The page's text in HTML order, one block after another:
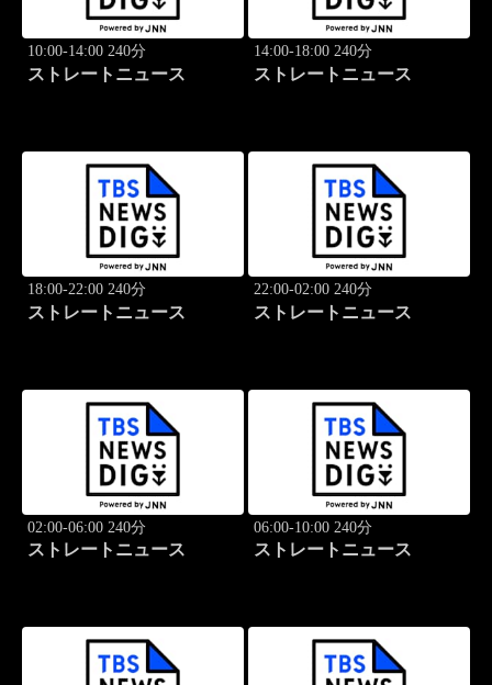
10:00-14:00 240分
ストレートニュース
14:00-18:00 240分
ストレートニュース
18:00-22:00 240分
ストレートニュース
22:00-02:00 240分
ストレートニュース
02:00-06:00 240分
ストレートニュース
06:00-10:00 240分
ストレートニュース